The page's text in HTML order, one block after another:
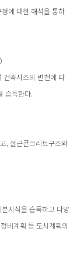
에 대한 해석을 통하
건축사조의 변천에 따
습득한다.
, 철근콘크리트구조와
지식을 습득하고 다양
비계획 등 도시계획의